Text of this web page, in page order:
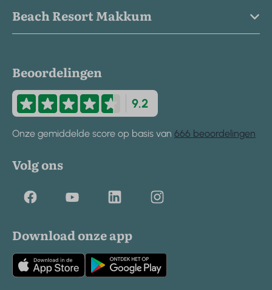
Beach Resort Makkum
Beoordelingen
9.2
Onze gemiddelde score op basis van 666 beoordelingen
Volg ons
Download onze app